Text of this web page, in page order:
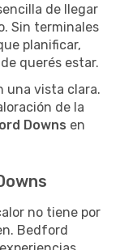
de llegar
Sin terminales
planificar,
querés estar.
una vista clara.
de la
Downs en
no tiene por
Bedford